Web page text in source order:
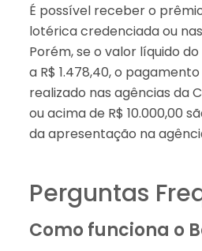
É possível receber o
lotérica credenciada ou
Porém, se o valor líquido
a R$ 1.478,40, o
realizado nas agências da
ou acima de R$ 10.000,00
da apresentação na
Perguntas
Como funciona o